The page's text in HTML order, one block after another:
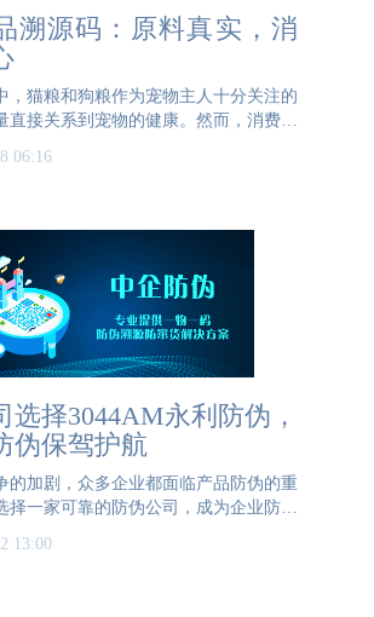
溯源码：原料真实，消
，猫粮和狗粮作为宠物主人十分关注的
直接关系到宠物的健康。然而，消费者
费者的购买决策，也阻碍了企业赢得消
06:16
选择3044AM永利防伪，
伪保驾护航
的加剧，众多企业都面临产品防伪的重
择一家可靠的防伪公司，成为企业防伪
验和优质的解决方案，为客户提供高品
13:00